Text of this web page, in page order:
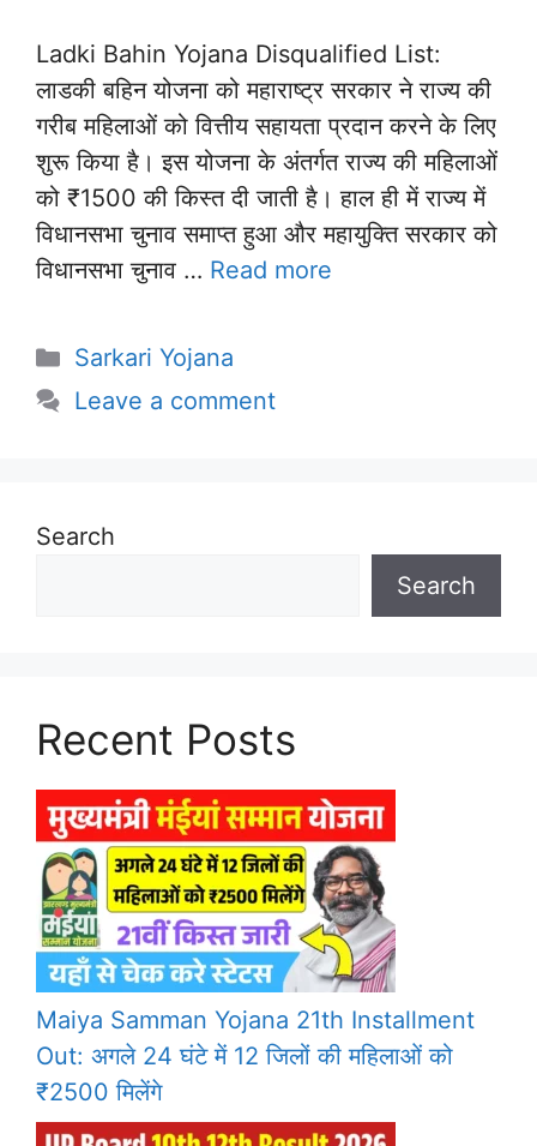
Ladki Bahin Yojana Disqualified List:
लाडकी बहिन योजना को महाराष्ट्र सरकार ने राज्य की
गरीब महिलाओं को वित्तीय सहायता प्रदान करने के लिए
शुरू किया है। इस योजना के अंतर्गत राज्य की महिलाओं
को ₹1500 की किस्त दी जाती है। हाल ही में राज्य में
विधानसभा चुनाव समाप्त हुआ और महायुक्ति सरकार को
विधानसभा चुनाव … Read more
Categories
Sarkari Yojana
Leave a comment
Search
Search
Recent Posts
Maiya Samman Yojana 21th Installment
Out: अगले 24 घंटे में 12 जिलों की महिलाओं को
₹2500 मिलेंगे